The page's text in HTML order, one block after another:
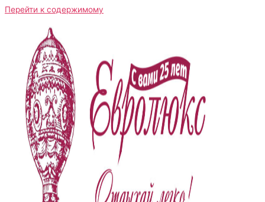
Перейти к содержимому